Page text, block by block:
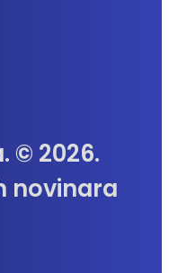
© 2026.
novinara